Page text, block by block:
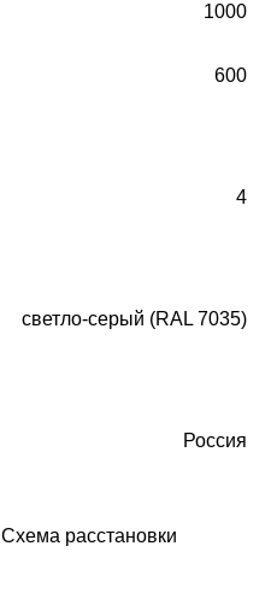
1000
600
4
светло-серый (RAL 7035)
Россия
Схема расстановки